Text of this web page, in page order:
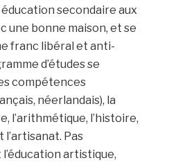
secondaire aux
une bonne maison, et se
franc libéral et anti-
d’études se
compétences
néerlandais), la
l’arithmétique, l’histoire,
Pas
artistique,